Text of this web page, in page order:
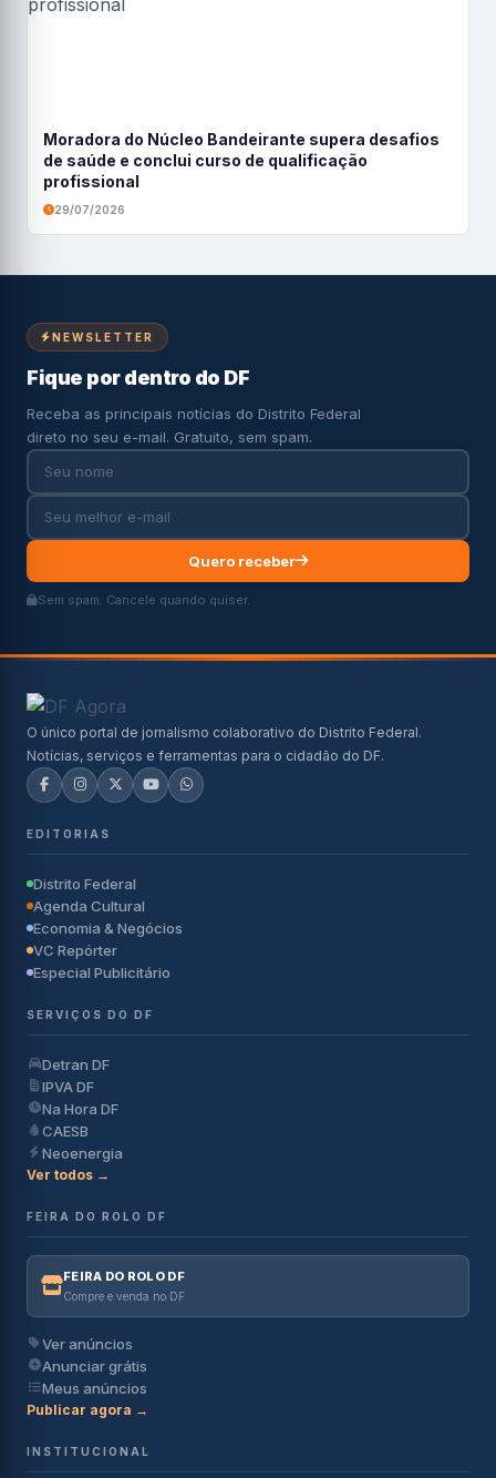
Moradora do Núcleo Bandeirante supera desafios
de saúde e conclui curso de qualificação
profissional
29/07/2026
NEWSLETTER
Fique por dentro do DF
Receba as principais notícias do Distrito Federal
direto no seu e-mail. Gratuito, sem spam.
Quero receber
Sem spam. Cancele quando quiser.
O único portal de jornalismo colaborativo do Distrito Federal.
Notícias, serviços e ferramentas para o cidadão do DF.
EDITORIAS
Distrito Federal
Agenda Cultural
Economia & Negócios
VC Repórter
Especial Publicitário
SERVIÇOS DO DF
Detran DF
IPVA DF
Na Hora DF
CAESB
Neoenergia
Ver todos →
FEIRA DO ROLO DF
FEIRA DO ROLO DF
Compre e venda no DF
Ver anúncios
Anunciar grátis
Meus anúncios
Publicar agora →
INSTITUCIONAL